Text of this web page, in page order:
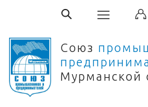
Союз
Мурманской